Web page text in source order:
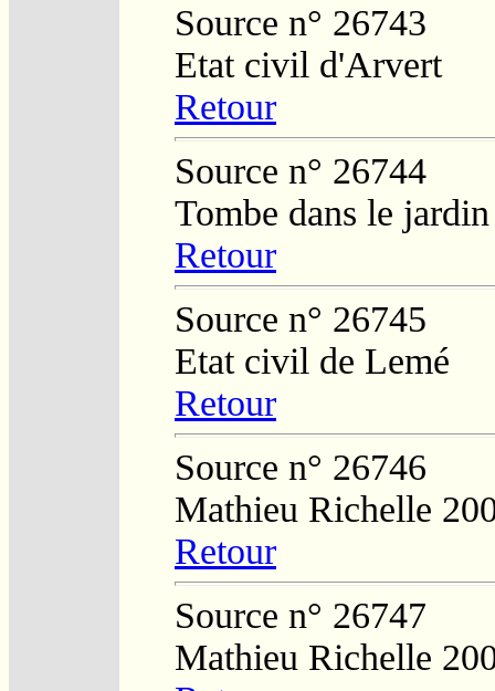
Source n° 26743
Etat civil d'Arvert
Retour
Source n° 26744
Tombe dans le
Retour
Source n° 26745
Etat civil de Lemé
Retour
Source n° 26746
Mathieu Richelle
Retour
Source n° 26747
Mathieu Richelle